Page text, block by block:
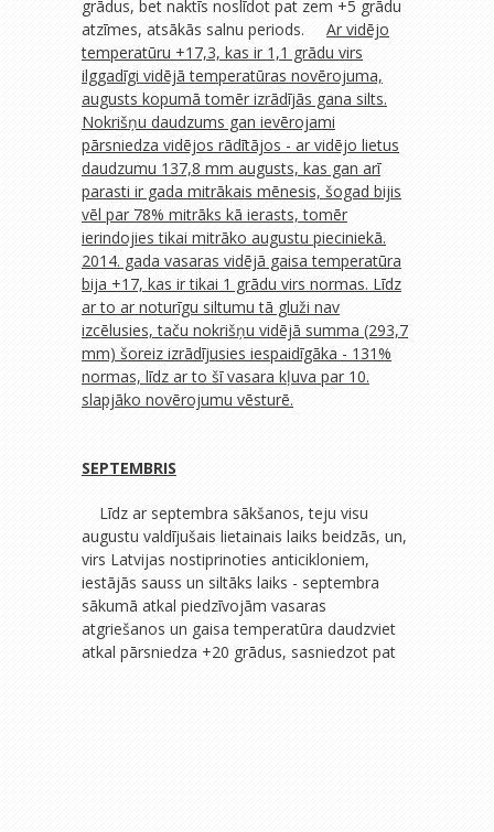
grādus, bet naktīs noslīdot pat zem +5 grādu
atzīmes, atsākās salnu periods. Ar vidējo
temperatūru +17,3, kas ir 1,1 grādu virs
ilggadīgi vidējā temperatūras novērojuma,
augusts kopumā tomēr izrādījās gana silts.
Nokrišņu daudzums gan ievērojami
pārsniedza vidējos rādītājos - ar vidējo lietus
daudzumu 137,8 mm augusts, kas gan arī
parasti ir gada mitrākais mēnesis, šogad bijis
vēl par 78% mitrāks kā ierasts, tomēr
ierindojies tikai mitrāko augustu pieciniekā.
2014. gada vasaras vidējā gaisa temperatūra
bija +17, kas ir tikai 1 grādu virs normas. Līdz
ar to ar noturīgu siltumu tā gluži nav
izcēlusies, taču nokrišņu vidējā summa (293,7
mm) šoreiz izrādījusies iespaidīgāka - 131%
normas, līdz ar to šī vasara kļuva par 10.
slapjāko novērojumu vēsturē.
SEPTEMBRIS
Līdz ar septembra sākšanos, teju visu
augustu valdījušais lietainais laiks beidzās, un,
virs Latvijas nostiprinoties anticikloniem,
iestājās sauss un siltāks laiks - septembra
sākumā atkal piedzīvojām vasaras
atgriešanos un gaisa temperatūra daudzviet
atkal pārsniedza +20 grādus, sasniedzot pat